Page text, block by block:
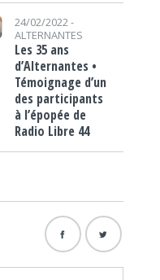
24/02/2022 -
ALTERNANTES
Les 35 ans
d’Alternantes •
Témoignage d’un
des participants
à l’épopée de
Radio Libre 44